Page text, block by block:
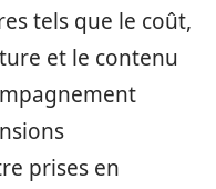
tels que le coût,
et le contenu
prises en